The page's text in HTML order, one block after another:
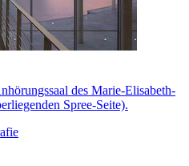
des Marie-Elisabeth-
Spree-Seite).